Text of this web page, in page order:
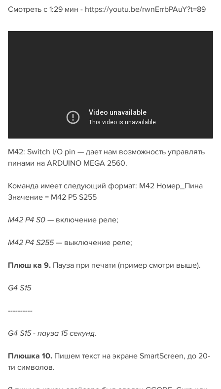
Смотреть с 1:29 мин - https://youtu.be/rwnErrbPAuY?t=89
M42: Switch I/O pin — дает нам возможность управлять
пинами на ARDUINO MEGA 2560.
Команда имеет следующий формат: M42 Номер_Пина
Значение = M42 P5 S255
M42 P4 S0 — включение реле;
M42 P4 S255— выключение реле;
Плюш ка 9. Пауза при печати (пример смотри выше).
G4 S15
----------
G4 S15 - пауза 15 секунд.
Плюшка 10. Пишем текст на экране SmartScreen, до 20-
ти символов.